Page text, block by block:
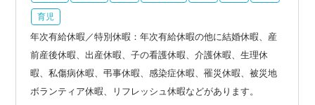
育児
年次有給休暇／特別休暇：年次有給休暇の他に結婚休暇、産
前産後休暇、出産休暇、子の看護休暇、介護休暇、生理休
暇、私傷病休暇、弔事休暇、感染症休暇、罹災休暇、被災地
ボランティア休暇、リフレッシュ休暇などがあります。